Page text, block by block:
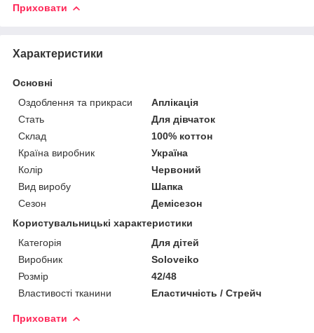
Приховати
Характеристики
Основні
Оздоблення та прикраси
Аплікація
Стать
Для дівчаток
Склад
100% коттон
Країна виробник
Україна
Колір
Червоний
Вид виробу
Шапка
Сезон
Демісезон
Користувальницькі характеристики
Категорія
Для дітей
Виробник
Soloveiko
Розмір
42/48
Властивості тканини
Еластичність / Стрейч
Приховати